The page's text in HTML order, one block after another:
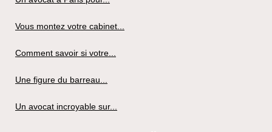
Vous montez votre cabinet...
Comment savoir si votre...
Une figure du barreau...
Un avocat incroyable sur...